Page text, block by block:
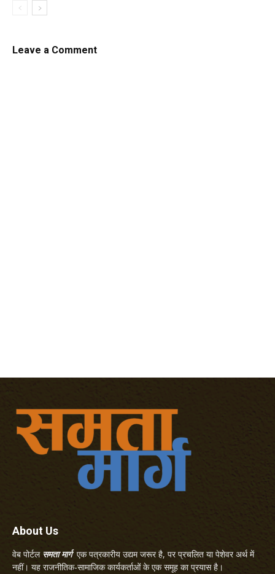
Leave a Comment
About Us
वेब पोर्टल समता मार्गएक पत्रकारीय उद्यम जरूर है, पर प्रचलित या पेशेवर अर्थ में
नहीं। यह राजनीतिक-सामाजिक कार्यकर्ताओं के एक समूह का प्रयास है।